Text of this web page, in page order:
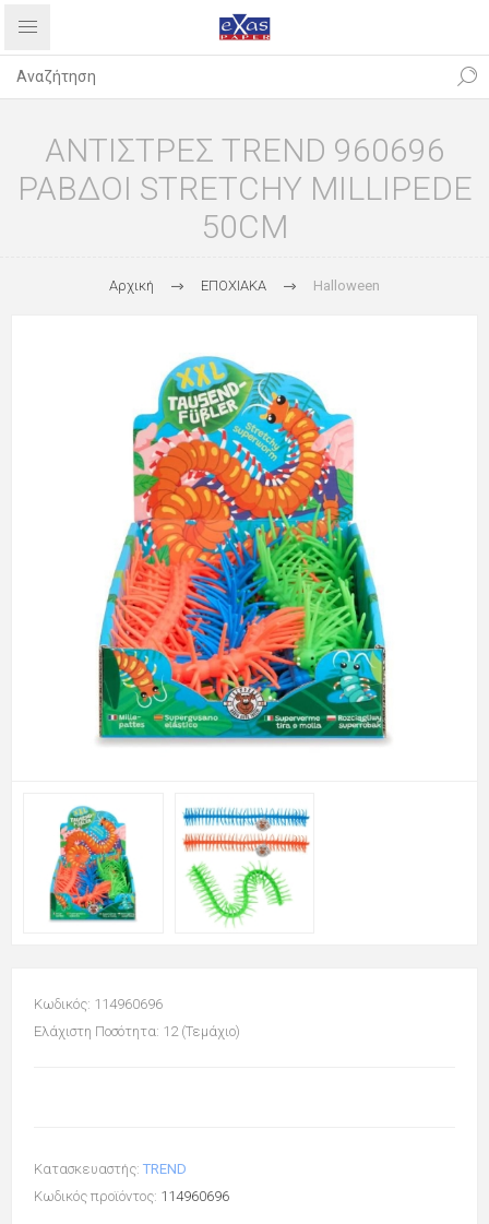
ΑΝΤΙΣΤΡΕΣ TREND 960696
ΡΑΒΔΟΙ STRETCHY MILLIPEDE
50CM
Αρχική ΕΠΟΧΙΑΚΑ Halloween
Κωδικός: 114960696
Ελάχιστη Ποσότητα: 12 (Τεμάχιο)
Κατασκευαστής: TREND
Κωδικός προϊόντος: 114960696